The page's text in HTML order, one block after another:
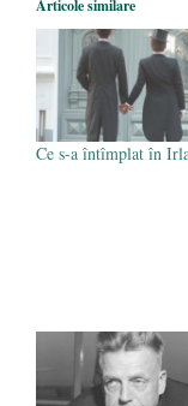
Parada
Articole similare
Ce s-a întîmplat în